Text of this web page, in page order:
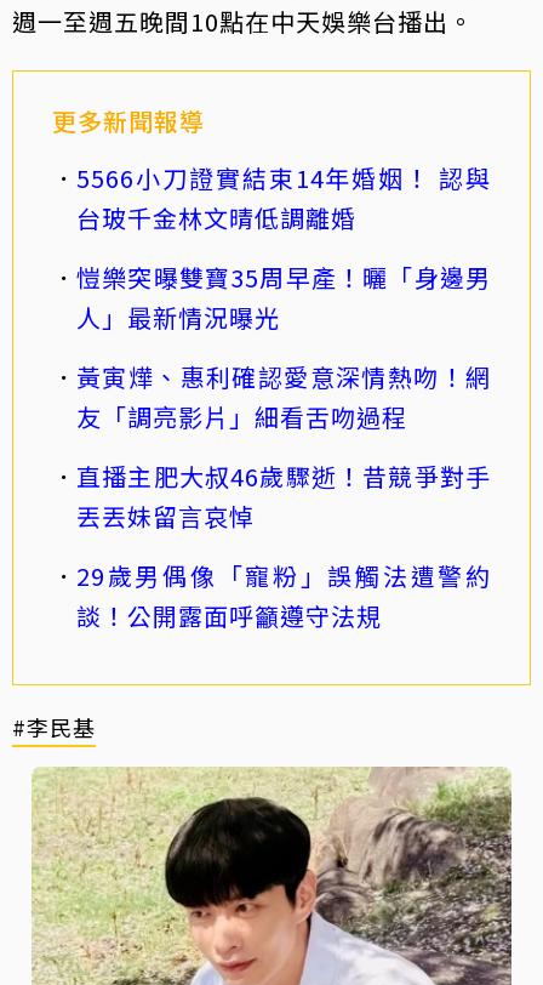
週一至週五晚間10點在中天娛樂台播出。
更多新聞報導
5566小刀證實結束14年婚姻！ 認與
台玻千金林文晴低調離婚
愷樂突曝雙寶35周早產！曬「身邊男
人」最新情況曝光
黃寅燁、惠利確認愛意深情熱吻！網
友「調亮影片」細看舌吻過程
直播主肥大叔46歲驟逝！昔競爭對手
丟丟妹留言哀悼
29歲男偶像「寵粉」誤觸法遭警約
談！公開露面呼籲遵守法規
#李民基